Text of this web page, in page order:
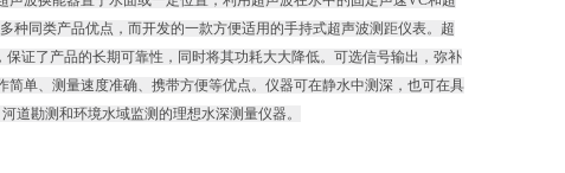
种同类产品优点，而开发的一款方便适用的手持式超声波测距仪表。超
证了产品的长期可靠性，同时将其功耗大大降低。可选信号输出，弥补
单、测量速度准确、携带方便等优点。仪器可在静水中测深，也可在具
道勘测和环境水域监测的理想水深测量仪器。